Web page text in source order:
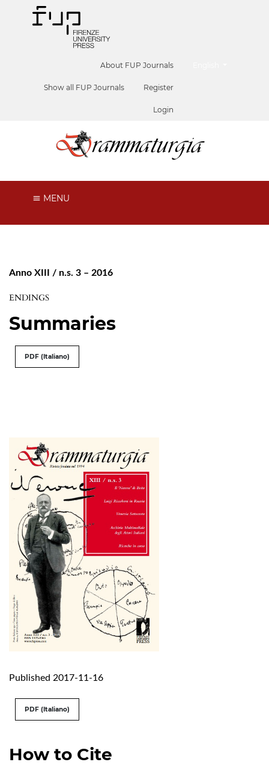
About FUP Journals
Show all FUP Journals Register
Login
MENU
Anno XIII / n.s. 3 – 2016
ENDINGS
Summaries
PDF (Italiano)
Published 2017-11-16
How to Cite
PDF (Italiano)